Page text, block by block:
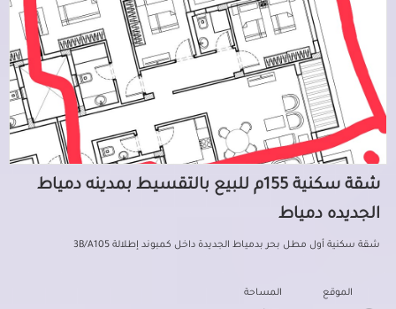
شقة سكنية 155م للبيع بالتقسيط بمدينه دمياط
الجديده دمياط
شقة سكنية أول مطل بحر بدمياط الجديدة داخل كمبوند إطلالة 3B/A105
الموقع المساحة